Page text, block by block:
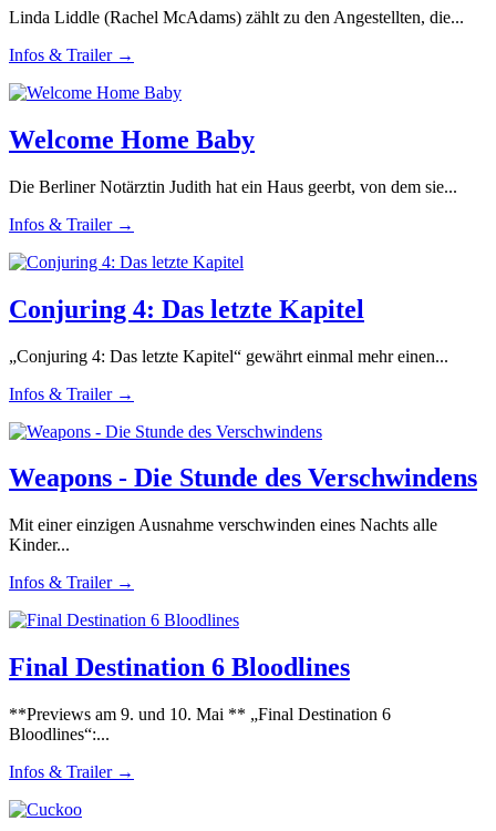
Linda Liddle (Rachel McAdams) zählt zu den Angestellten, die...
Infos & Trailer →
Welcome Home Baby
Die Berliner Notärztin Judith hat ein Haus geerbt, von dem sie...
Infos & Trailer →
Conjuring 4: Das letzte Kapitel
„Conjuring 4: Das letzte Kapitel“ gewährt einmal mehr einen...
Infos & Trailer →
Weapons - Die Stunde des Verschwindens
Mit einer einzigen Ausnahme verschwinden eines Nachts alle
Kinder...
Infos & Trailer →
Final Destination 6 Bloodlines
**Previews am 9. und 10. Mai ** „Final Destination 6
Bloodlines“:...
Infos & Trailer →